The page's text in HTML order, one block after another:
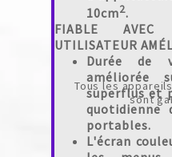
Tous les
sont
10cm2.
FIABLE AVEC
UTILISATEUR
Durée de
améliorée
superflus et
quotidienne
portables.
L'écran